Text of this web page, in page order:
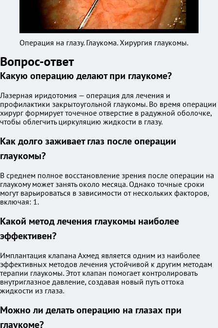
Операция на глазу. Глаукома. Хирургия глаукомы.
Вопрос-ответ
Какую операцию делают при глаукоме?
Лазерная иридотомия — операция для лечения и
профилактики закрытоугольной глаукомы. Во время операции
хирург формирует точечное отверстие в радужной оболочке,
чтобы облегчить циркуляцию жидкости в глазу.
Как долго заживает глаз после операции
глаукомы?
В среднем полное восстановление зрения после операции на
глаукому может занять около месяца. Однако точные сроки
могут варьироваться в зависимости от нескольких факторов,
включая: 1.
Какой метод лечения глаукомы наиболее
эффективен?
Имплантация клапана Ахмед является одним из наиболее
эффективных методов лечения устойчивой к другим методам
терапии глаукомы. Этот клапан помогает контролировать
внутриглазное давление, создавая новый путь оттока
жидкости из глаза.
Можно ли делать операцию на глазах при
глаукоме?